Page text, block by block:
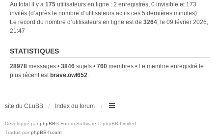
Au total il y a 175 utilisateurs en ligne : 2 enregistrés, 0 invisible et 173
invités (d’après le nombre d’utilisateurs actifs ces 5 dernières minutes)
Le record du nombre d’utilisateurs en ligne est de 3264, le 09 février 2026,
21:47
STATISTIQUES
28978 messages • 3846 sujets • 760 membres • Le membre enregistré le
plus récent estbrave.owl652.
site du CLuBB Index du forum
Développé par phpBB® Forum Software © phpBB Limited
Traduit par phpBB-fr.com